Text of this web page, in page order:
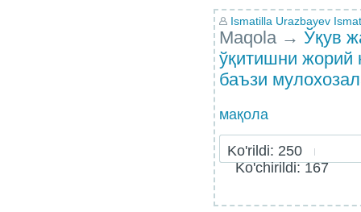
Ismatilla Urazbayev
Maqola → Ўқув
ўқитишни жорий
баъзи
мақола
Ko'rildi: 250
Ko'chirildi: 167